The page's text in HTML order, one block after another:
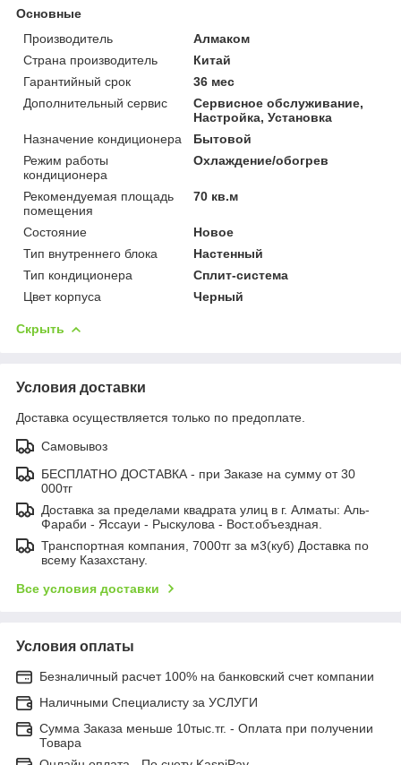
Основные
Производитель
Алмаком
Страна производитель
Китай
Гарантийный срок
36 мес
Дополнительный сервис
Сервисное обслуживание,
Настройка, Установка
Назначение кондиционера
Бытовой
Режим работы
кондиционера
Охлаждение/обогрев
Рекомендуемая площадь
помещения
70 кв.м
Состояние
Новое
Тип внутреннего блока
Настенный
Тип кондиционера
Сплит-система
Цвет корпуса
Черный
Скрыть
Условия доставки
Доставка осуществляется только по предоплате.
Самовывоз
БЕСПЛАТНО ДОСТАВКА - при Заказе на сумму от 30
000тг
Доставка за пределами квадрата улиц в г. Алматы: Аль-
Фараби - Яссауи - Рыскулова - Вост.объездная.
Транспортная компания, 7000тг за м3(куб) Доставка по
всему Казахстану.
Все условия доставки
Условия оплаты
Безналичный расчет 100% на банковский счет компании
Наличными Специалисту за УСЛУГИ
Сумма Заказа меньше 10тыс.тг. - Оплата при получении
Товара